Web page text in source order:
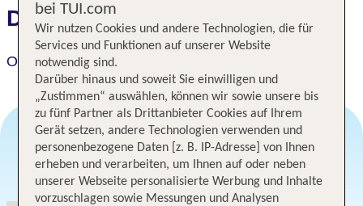
Das erwartet Sie
Okinawa Harborview Hotel
Angebotsauswahl
bei TUI.com
Wir nutzen Cookies und andere Technologien, die für
Services und Funktionen auf unserer Website
notwendig sind.
Darüber hinaus und soweit Sie einwilligen und
„Zustimmen“ auswählen, können wir sowie unsere bis
zu fünf Partner als Drittanbieter Cookies auf Ihrem
Gerät setzen, andere Technologien verwenden und
personenbezogene Daten [z. B. IP-Adresse] von Ihnen
erheben und verarbeiten, um Ihnen auf oder neben
unserer Webseite personalisierte Werbung und Inhalte
vorzuschlagen sowie Messungen und Analysen